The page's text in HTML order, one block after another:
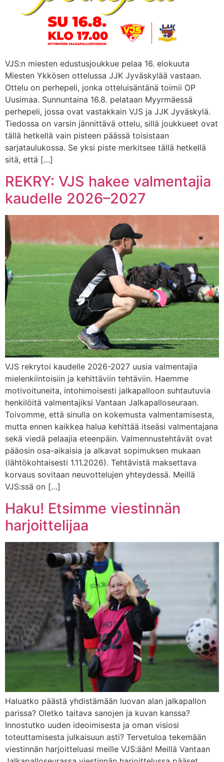
VJS:n miesten edustusjoukkue pelaa 16. elokuuta
Miesten Ykkösen ottelussa JJK Jyväskylää vastaan.
Ottelu on perhepeli, jonka otteluisäntänä toimii OP
Uusimaa. Sunnuntaina 16.8. pelataan Myyrmäessä
perhepeli, jossa ovat vastakkain VJS ja JJK Jyväskylä.
Tiedossa on varsin jännittävä ottelu, sillä joukkueet ovat
tällä hetkellä vain pisteen päässä toisistaan
sarjataulukossa. Se yksi piste merkitsee tällä hetkellä
sitä, että […]
REKRY: VJS hakee valmentajia
kaudelle 2026–2027
VJS rekrytoi kaudelle 2026-2027 uusia valmentajia
mielenkiintoisiin ja kehittäviin tehtäviin. Haemme
motivoituneita, intohimoisesti jalkapalloon suhtautuvia
henkilöitä valmentajiksi Vantaan Jalkapalloseuraan.
Toivomme, että sinulla on kokemusta valmentamisesta,
mutta ennen kaikkea halua kehittää itseäsi valmentajana
sekä viedä pelaajia eteenpäin. Valmennustehtävät ovat
pääosin osa-aikaisia ja alkavat sopimuksen mukaan
(lähtökohtaisesti 1.11.2026). Tehtävistä maksettava
korvaus sovitaan neuvottelujen yhteydessä. Meillä
VJS:ssä on […]
Haku! Etsimme viestinnän
harjoittelijaa
Haluatko päästä yhdistämään luovan alan jalkapallon
parissa? Oletko taitava sanojen ja kuvan kanssa?
Innostutko uuden ideoimisesta ja oman visiosi
toteuttamisesta julkaisuun asti? Tervetuloa tekemään
viestinnän harjoitteluasi meille VJS:ään! Meillä Vantaan